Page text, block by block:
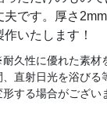
夫です。厚さ
作いたします！
久性に優れた素材
、直射日光を浴びる
形する場合がござい